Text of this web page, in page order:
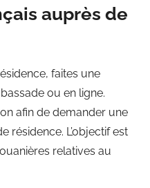
auprès de
faites une
ou en ligne.
afin de demander une
résidence. L’objectif est
relatives au